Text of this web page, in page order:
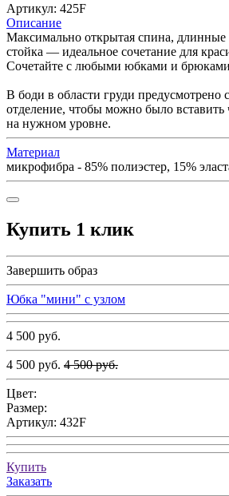
Артикул: 425F
Описание
Максимально открытая спина, длинные
стойка — идеальное сочетание для
Сочетайте с любыми юбками и
В боди в области груди предусмотрено
отделение, чтобы можно было вставить
на нужном уровне.
Материал
микрофибра - 85% полиэстер, 15%
Купить 1 клик
Завершить образ
Юбка "мини" с узлом
4 500 руб.
4 500 руб. 4 500 руб.
Цвет:
Размер:
Артикул: 432F
Купить
Заказать